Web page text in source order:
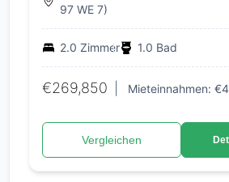
97 WE 7)
2.0 Zimmer 1.0 Bad
€269,850 Mieteinnahmen:
Vergleichen